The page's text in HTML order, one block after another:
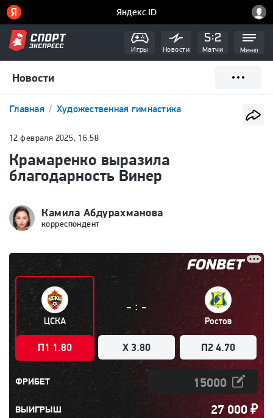
Игры Новости Матчи Меню
Новости
Главная Художественная гимнастика
12 февраля 2025, 16:58
Крамаренко выразила
благодарность Винер
Камила Абдурахманова
корреспондент
ЦСКА
П1 1.80
- : -
X 3.80
Ростов
П2 4.70
ФРИБЕТ
ВЫИГРЫШ 27 000₽